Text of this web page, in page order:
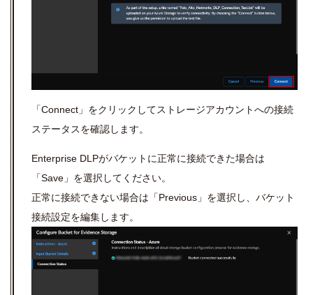
「Connect」をクリックしてストレージアカウントへの接続
ステータスを確認します。
Enterprise DLPがバケットに正常に接続できた場合は
「Save」を選択してください。
正常に接続できない場合は「Previous」を選択し、バケット
接続設定を編集します。